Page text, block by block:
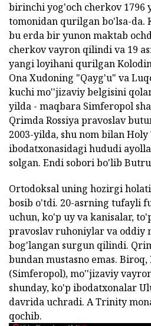
birinchi yog'och cherkov 1796
tomonidan qurilgan bo'lsa-da.
bu erda bir yunon maktab
cherkov vayron qilindi va 19
yangi loyihani qurilgan
Ona Xudoning "Qayg'u" va
kuchi mo''jizaviy belgisini
yilda - maqbara Simferopol
Qrimda Rossiya pravoslav
2003-yilda, shu nom bilan
ibodatxonasidagi hududi
solgan. Endi sobori bo'lib
Ortodoksal uning hozirgi
bosib o'tdi. 20-asrning tufayli
uchun, ko'p uy va kanisalar,
pravoslav ruhoniylar va oddiy
bog'langan surgun qilindi.
bundan mustasno emas.
(Simferopol), mo''jizaviy
shunday, ko'p ibodatxonalar
davrida uchradi. A Trinity
qochib.